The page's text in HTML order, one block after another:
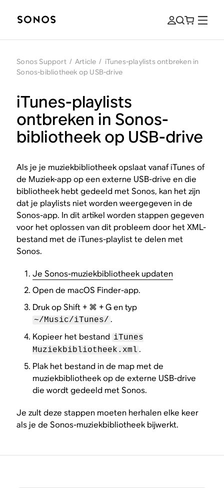
Sonos Support / Article / iTunes-playlists ontbreken in
Sonos-bibliotheek op USB-drive
iTunes-playlists
ontbreken in Sonos-
bibliotheek op USB-drive
Als je je muziekbibliotheek opslaat vanaf iTunes of
de Muziek-app op een externe USB-drive en die
bibliotheek hebt gedeeld met Sonos, kan het zijn
dat je playlists niet worden weergegeven in de
Sonos-app. In dit artikel worden stappen gegeven
voor het oplossen van dit probleem door het XML-
bestand met de iTunes-playlist te delen met
Sonos.
Je Sonos-muziekbibliotheek updaten
Open de macOS Finder-app.
Druk op Shift + ⌘ + G en typ
~/Music/iTunes/ .
Kopieer het bestand iTunes
Muziekbibliotheek.xml .
Plak het bestand in de map met de
muziekbibliotheek op de externe USB-drive
die wordt gedeeld met Sonos.
Je zult deze stappen moeten herhalen elke keer
als je de Sonos-muziekbibliotheek bijwerkt.